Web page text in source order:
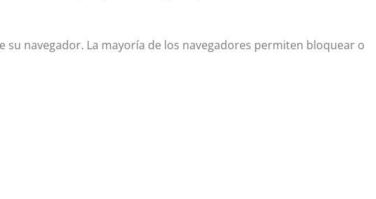
navegador. La mayoría de los navegadores permiten bloquear o